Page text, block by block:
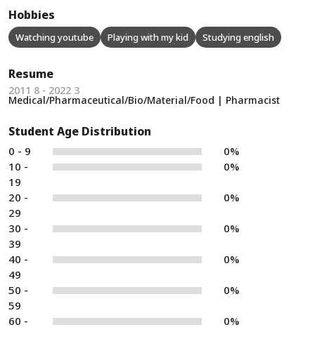
Hobbies
Watching youtube Playing with my kid Studying english
Resume
2011 8 - 2022 3
Medical/Pharmaceutical/Bio/Material/Food | Pharmacist
Student Age Distribution
0 - 9
0%
10 -
19
0%
20 -
29
0%
30 -
39
0%
40 -
49
0%
50 -
59
0%
60 - 0%